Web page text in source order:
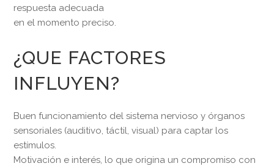
respuesta adecuada
en el momento preciso.
¿QUE FACTORES
INFLUYEN?
Buen funcionamiento del sistema nervioso y órganos
sensoriales (auditivo, táctil, visual) para captar los
estímulos.
Motivación e interés, lo que origina un compromiso con